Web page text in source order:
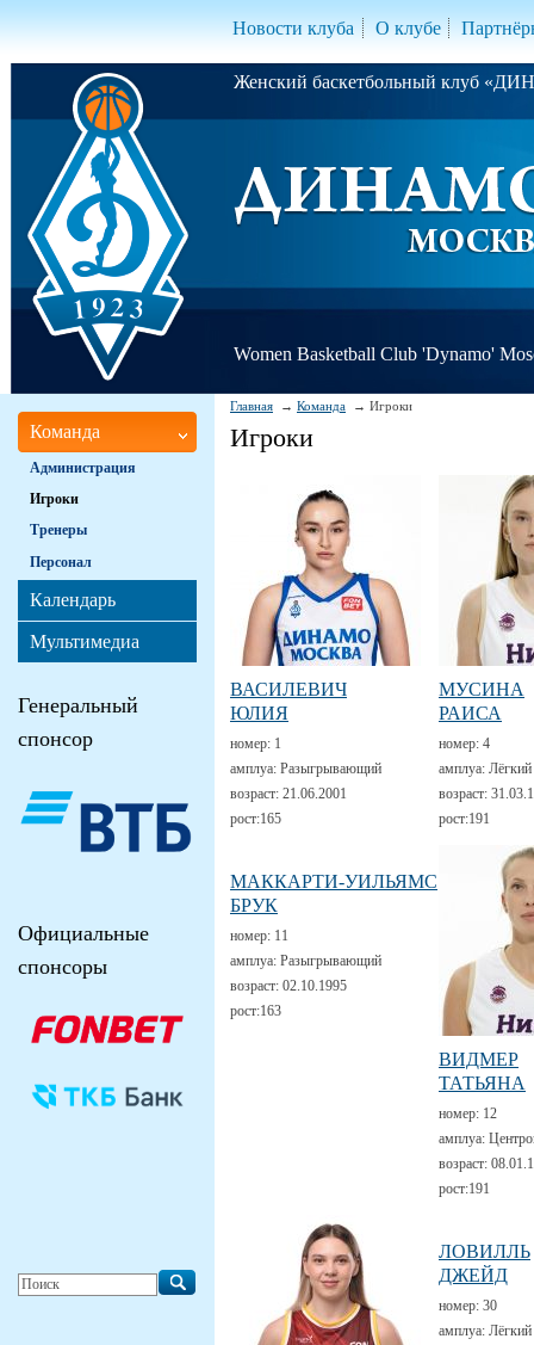
Новости клуба О клубе
Женский баскетбольный клуб
Women Basketball Club 'Dynamo'
Главная Команда Игроки
Игроки
ВАСИЛЕВИЧ
ЮЛИЯ
номер: 1
амплуа: Разыгрывающий
возраст: 21.06.2001
рост:165
МУСИНА
РАИСА
номер: 4
амплуа:
возраст:
рост:191
МАККАРТИ-УИЛЬЯМС
БРУК
номер: 11
амплуа: Разыгрывающий
возраст: 02.10.1995
рост:163
ВИДМЕР
ТАТЬЯНА
номер: 12
амплуа:
возраст:
рост:191
ЛОВИЛЛЬ
ДЖЕЙД
номер: 30
амплуа:
Команда
Администрация
Игроки
Тренеры
Персонал
Календарь
Мультимедиа
Генеральный
спонсор
Официальные
спонсоры